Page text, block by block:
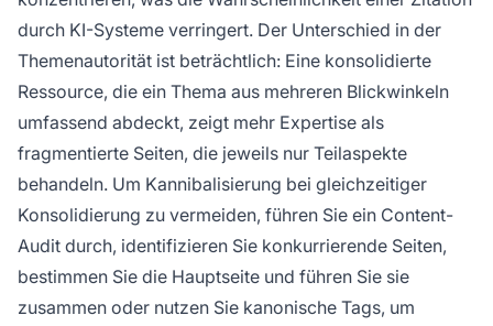
durch KI-Systeme verringert. Der Unterschied in der
Themenautorität ist beträchtlich: Eine konsolidierte
Ressource, die ein Thema aus mehreren Blickwinkeln
umfassend abdeckt, zeigt mehr Expertise als
fragmentierte Seiten, die jeweils nur Teilaspekte
behandeln. Um Kannibalisierung bei gleichzeitiger
Konsolidierung zu vermeiden, führen Sie ein Content-
Audit durch, identifizieren Sie konkurrierende Seiten,
bestimmen Sie die Hauptseite und führen Sie sie
zusammen oder nutzen Sie kanonische Tags, um